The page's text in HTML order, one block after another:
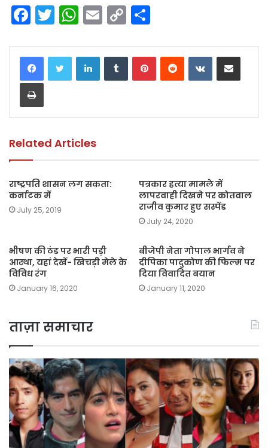
F
a
c
e
b
o
k
T
w
itt
er
W
h
a
ts
p
E
m
ai
C
o
p
n
ar
LinkedInTumblrPinterestReddit VKontakteShare via Email
Print
Related Articles
राष्ट्रपति शासन लग सकता:
कर्नाटक में
July 25, 2019
पत्रकार हत्या मामले में
लापरवाही दिखने पर कोतवाल
राजीव कुमार हुए सस्पेंड
July 24, 2020
भीषण की ठंड पर भारी पड़ी
आस्था, यहां देखें- खिचड़ी मेले के
विविध रंग
January 16, 2020
बीजेपी नेता गोपाल भार्गव ने
दीपिका पादुकोण की फिल्म पर
दिया विवादित बयान
January 11, 2020
ताज़ा समाचार